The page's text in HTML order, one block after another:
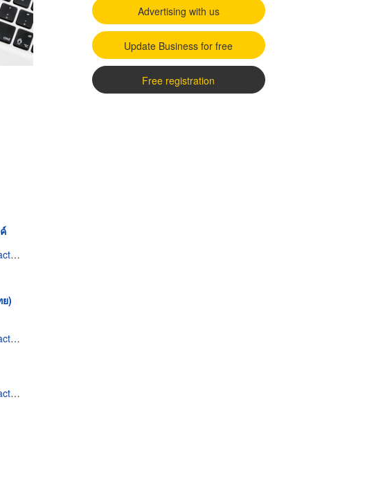
)
Advertising with us
Update Business for free
Free registration